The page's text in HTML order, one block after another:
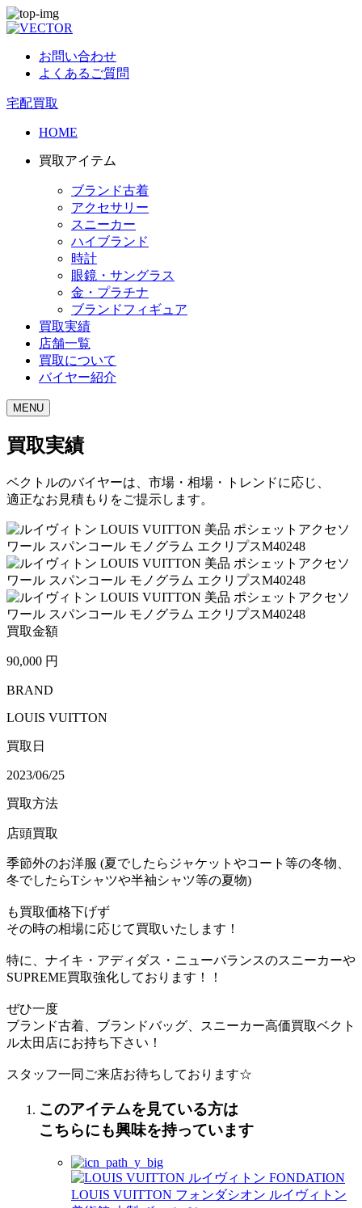
お問い合わせ
よくあるご質問
宅配買取
HOME
買取アイテム
ブランド古着
アクセサリー
スニーカー
ハイブランド
時計
眼鏡・サングラス
金・プラチナ
ブランドフィギュア
買取実績
店舗一覧
買取について
バイヤー紹介
MENU
買取実績
ベクトルのバイヤーは、市場・相場・トレンドに応じ、
適正なお見積もりをご提示します。
買取金額
90,000 円
BRAND
LOUIS VUITTON
買取日
2023/06/25
買取方法
店頭買取
季節外のお洋服 (夏でしたらジャケットやコート等の冬物、
冬でしたらTシャツや半袖シャツ等の夏物)
も買取価格下げず
その時の相場に応じて買取いたします！
特に、ナイキ・アディダス・ニューバランスのスニーカーや
SUPREME買取強化しております！！
ぜひ一度
ブランド古着、ブランドバッグ、スニーカー高価買取ベクト
ル太田店にお持ち下さい！
スタッフ一同ご来店お待ちしております☆
このアイテムを見ている方は
こちらにも興味を持っています